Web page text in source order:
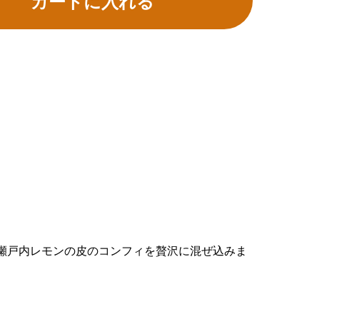
内レモンの皮のコンフィを贅沢に混ぜ込みま